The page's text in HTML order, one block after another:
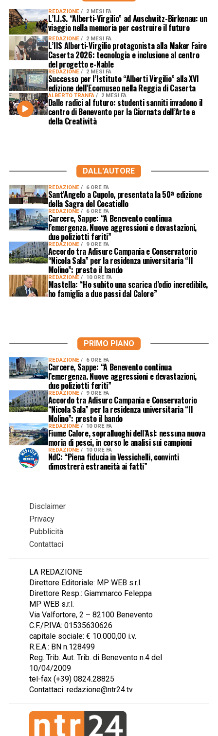
REDAZIONE 2 MESI FA
L’I.I.S. “Alberti-Virgilio” ad Auschwitz-Birkenau: un
viaggio nella memoria per costruire il futuro
REDAZIONE 2 MESI FA
L’IIS Alberti-Virgilio protagonista alla Maker Faire
Caserta 2026: tecnologia e inclusione al centro
del progetto e-Nable
REDAZIONE 2 MESI FA
Successo per l’Istituto “Alberti Virgilio” alla XVI
edizione dell’Ecomuseo nella Reggia di Caserta
ALBERTO TRANFA 2 MESI FA
Dalle radici al futuro: studenti sanniti invadono il
centro di Benevento per la Giornata dell’Arte e
della Creatività
DALL'AUTORE
REDAZIONE 6 ORE FA
Sant’Angelo a Cupolo, presentata la 50ª edizione
della Sagra del Cecatiello
REDAZIONE 6 ORE FA
Carcere, Sappe: “A Benevento continua
l’emergenza. Nuove aggressioni e devastazioni,
due poliziotti feriti”
REDAZIONE 9 ORE FA
Accordo tra Adisurc Campania e Conservatorio
“Nicola Sala” per la residenza universitaria “Il
Molino”: presto il bando
REDAZIONE 10 ORE FA
Mastella: “Ho subito una scarica d’odio incredibile,
ho famiglia a due passi dal Calore”
PRIMO PIANO
REDAZIONE 6 ORE FA
Carcere, Sappe: “A Benevento continua
l’emergenza. Nuove aggressioni e devastazioni,
due poliziotti feriti”
REDAZIONE 9 ORE FA
Accordo tra Adisurc Campania e Conservatorio
“Nicola Sala” per la residenza universitaria “Il
Molino”: presto il bando
REDAZIONE 10 ORE FA
Fiume Calore, sopralluoghi dell’Asl: nessuna nuova
moria di pesci, in corso le analisi sui campioni
REDAZIONE 10 ORE FA
NdC: “Piena fiducia in Vessichelli, convinti
dimostrerà estraneità ai fatti”
Disclaimer
Privacy
Pubblicità
Contattaci
LA REDAZIONE
Direttore Editoriale: MP WEB s.r.l.
Direttore Resp.: Giammarco Feleppa
MP WEB s.r.l.
Via Valfortore, 2 – 82100 Benevento
C.F./P.IVA: 01535630626
capitale sociale: € 10.000,00 i.v.
R.E.A.: BN n.128499
Reg. Trib. Aut. Trib. di Benevento n.4 del
10/04/2009
tel-fax (+39) 0824.28825
Contattaci: redazione@ntr24.tv